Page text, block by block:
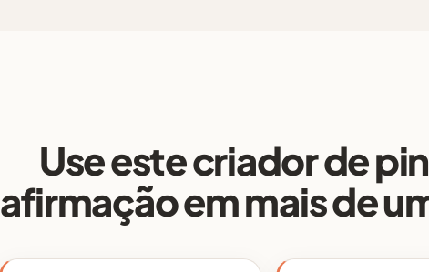
Use este criador de
afirmação em mais de